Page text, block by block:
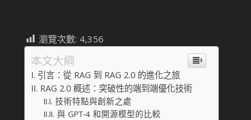
瀏覽次數: 4,356
本文大綱
引言：從 RAG 到 RAG 2.0 的進化之旅
RAG 2.0 概述：突破性的端到端優化技術
技術特點與創新之處
與 GPT-4 和開源模型的比較